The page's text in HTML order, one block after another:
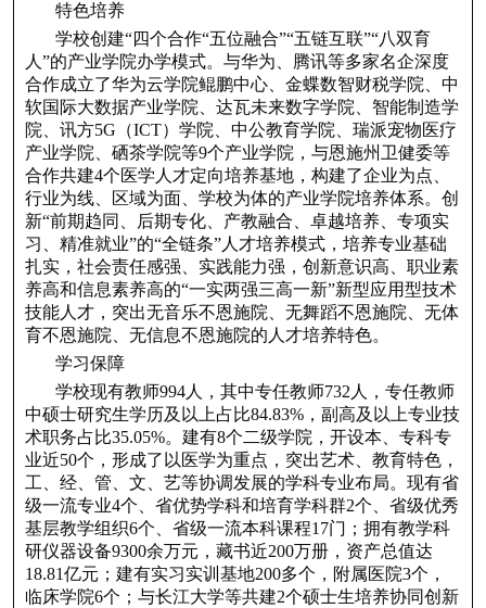
特色培养
学校创建“四个合作“五位融合”“五链互联”“八双育
人”的产业学院办学模式。与华为、腾讯等多家名企深度
合作成立了华为云学院鲲鹏中心、金蝶数智财税学院、中
软国际大数据产业学院、达瓦未来数字学院、智能制造学
院、讯方5G（ICT）学院、中公教育学院、瑞派宠物医疗
产业学院、硒茶学院等9个产业学院，与恩施州卫健委等
合作共建4个医学人才定向培养基地，构建了企业为点、
行业为线、区域为面、学校为体的产业学院培养体系。创
新“前期趋同、后期专化、产教融合、卓越培养、专项实
习、精准就业”的“全链条”人才培养模式，培养专业基础
扎实，社会责任感强、实践能力强，创新意识高、职业素
养高和信息素养高的“一实两强三高一新”新型应用型技术
技能人才，突出无音乐不恩施院、无舞蹈不恩施院、无体
育不恩施院、无信息不恩施院的人才培养特色。
学习保障
学校现有教师994人，其中专任教师732人，专任教师
中硕士研究生学历及以上占比84.83%，副高及以上专业技
术职务占比35.05%。建有8个二级学院，开设本、专科专
业近50个，形成了以医学为重点，突出艺术、教育特色，
工、经、管、文、艺等协调发展的学科专业布局。现有省
级一流专业4个、省优势学科和培育学科群2个、省级优秀
基层教学组织6个、省级一流本科课程17门；拥有教学科
研仪器设备9300余万元，藏书近200万册，资产总值达
18.81亿元；建有实习实训基地200多个，附属医院3个，
临床学院6个；与长江大学等共建2个硕士生培养协同创新